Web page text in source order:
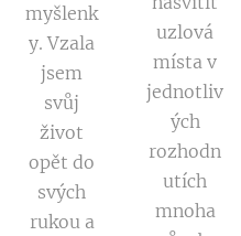
myšlenk
y. Vzala
jsem
svůj
život
opět do
svých
rukou a
uzlová
místa v
jednotliv
ých
rozhodn
utích
mnoha